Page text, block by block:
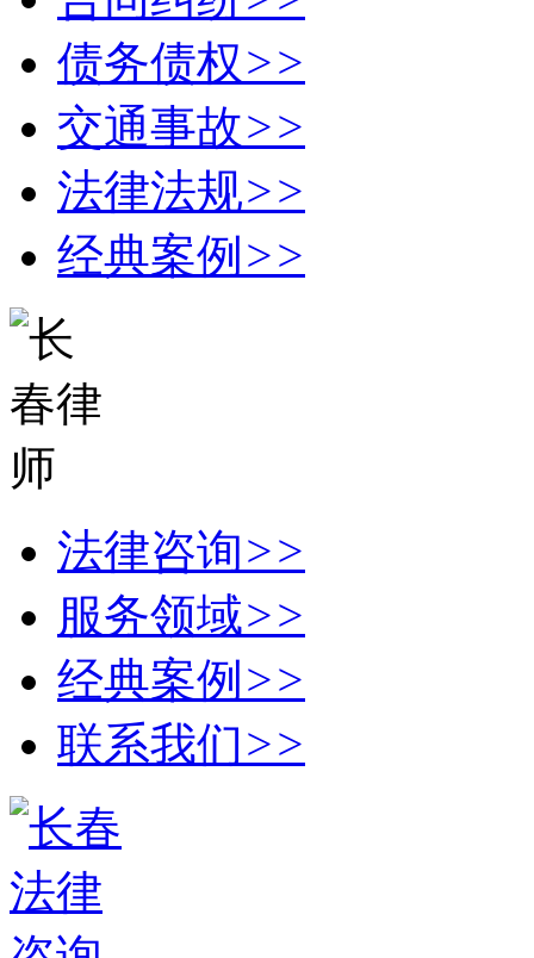
债务债权>>
交通事故>>
法律法规>>
经典案例 >>
法律咨询>>
服务领域>>
经典案例 >>
联系我们>>